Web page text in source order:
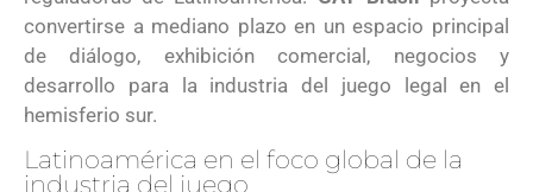
convertirse a mediano plazo en un espacio principal
de diálogo, exhibición comercial, negocios y
desarrollo para la industria del juego legal en el
hemisferio sur.
Latinoamérica en el foco global de la
industria del juego